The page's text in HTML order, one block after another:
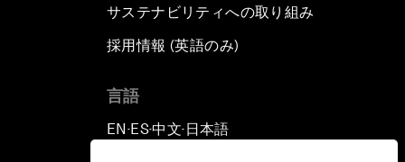
サステナビリティへの取り組み
採用情報 (英語のみ)
言語
EN ▪ ES▪中文▪ 日本語